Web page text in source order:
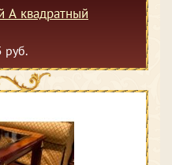
А квадратный
руб.